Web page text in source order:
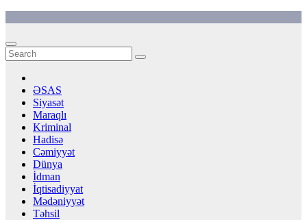
content
ƏSAS
Siyasət
Maraqlı
Kriminal
Hadisə
Cəmiyyət
Dünya
İdman
İqtisadiyyat
Mədəniyyət
Təhsil